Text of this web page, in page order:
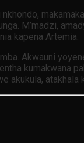
M’madzi,
kapena Artemia.
Akwauni
kumakwana
akukula, atakhala